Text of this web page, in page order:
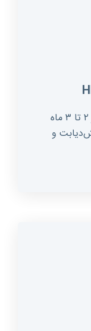
تعیین میانگین سطح قند خون در ۲ تا ۳ ماه
و